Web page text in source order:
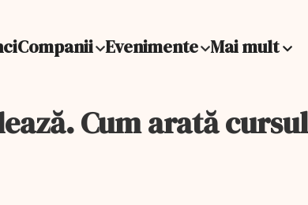
Companii Evenimente Mai mult
Cum arată